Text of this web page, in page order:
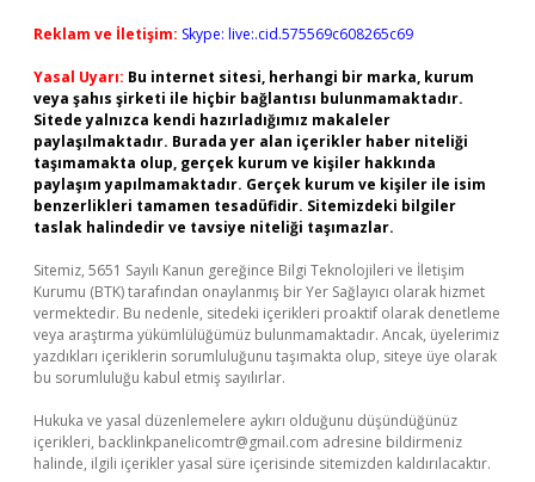
Reklam ve İletişim: Skype: live:.cid.575569c608265c69
Yasal Uyarı: Bu internet sitesi, herhangi bir marka, kurum
veya şahıs şirketi ile hiçbir bağlantısı bulunmamaktadır.
Sitede yalnızca kendi hazırladığımız makaleler
paylaşılmaktadır. Burada yer alan içerikler haber niteliği
taşımamakta olup, gerçek kurum ve kişiler hakkında
paylaşım yapılmamaktadır. Gerçek kurum ve kişiler ile isim
benzerlikleri tamamen tesadüfidir. Sitemizdeki bilgiler
taslak halindedir ve tavsiye niteliği taşımazlar.
Sitemiz, 5651 Sayılı Kanun gereğince Bilgi Teknolojileri ve İletişim
Kurumu (BTK) tarafından onaylanmış bir Yer Sağlayıcı olarak hizmet
vermektedir. Bu nedenle, sitedeki içerikleri proaktif olarak denetleme
veya araştırma yükümlülüğümüz bulunmamaktadır. Ancak, üyelerimiz
yazdıkları içeriklerin sorumluluğunu taşımakta olup, siteye üye olarak
bu sorumluluğu kabul etmiş sayılırlar.
Hukuka ve yasal düzenlemelere aykırı olduğunu düşündüğünüz
içerikleri, backlinkpanelicomtr@gmail.com adresine bildirmeniz
halinde, ilgili içerikler yasal süre içerisinde sitemizden kaldırılacaktır.